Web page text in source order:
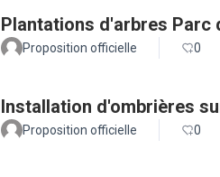
Plantations d'arbres Parc
Proposition officielle 0
Installation d'ombrières
Proposition officielle 0